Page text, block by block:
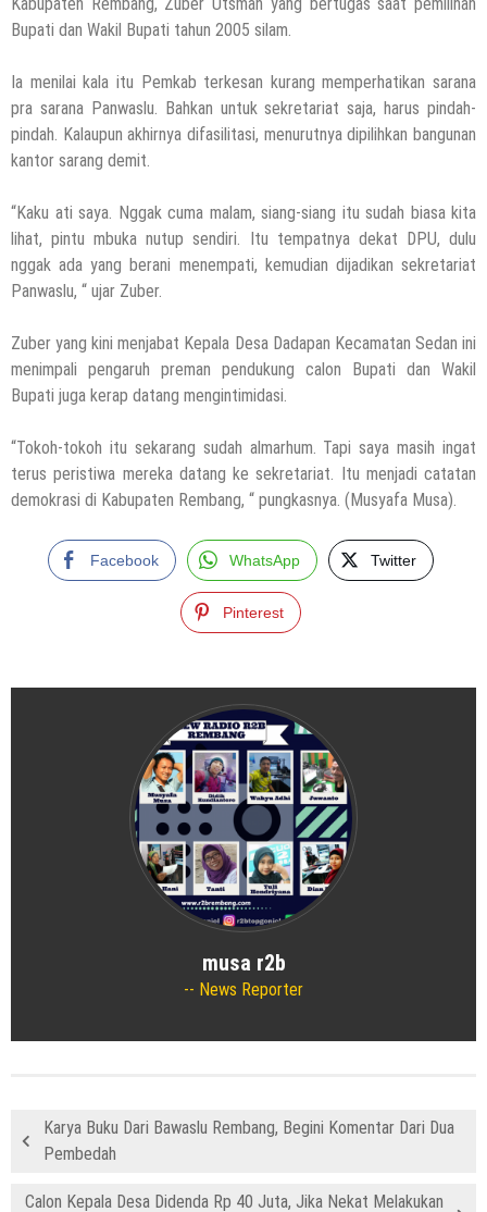
Bupati dan Wakil Bupati tahun 2005 silam.
Ia menilai kala itu Pemkab terkesan kurang memperhatikan sarana
pra sarana Panwaslu. Bahkan untuk sekretariat saja, harus pindah-
pindah. Kalaupun akhirnya difasilitasi, menurutnya dipilihkan bangunan
kantor sarang demit.
“Kaku ati saya. Nggak cuma malam, siang-siang itu sudah biasa kita
lihat, pintu mbuka nutup sendiri. Itu tempatnya dekat DPU, dulu
nggak ada yang berani menempati, kemudian dijadikan sekretariat
Panwaslu, “ ujar Zuber.
Zuber yang kini menjabat Kepala Desa Dadapan Kecamatan Sedan ini
menimpali pengaruh preman pendukung calon Bupati dan Wakil
Bupati juga kerap datang mengintimidasi.
“Tokoh-tokoh itu sekarang sudah almarhum. Tapi saya masih ingat
terus peristiwa mereka datang ke sekretariat. Itu menjadi catatan
demokrasi di Kabupaten Rembang, “ pungkasnya. (Musyafa Musa).
Facebook WhatsApp Twitter
Pinterest
musa r2b
News Reporter
Karya Buku Dari Bawaslu Rembang, Begini Komentar Dari Dua
Pembedah
Calon Kepala Desa Didenda Rp 40 Juta, Jika Nekat Melakukan